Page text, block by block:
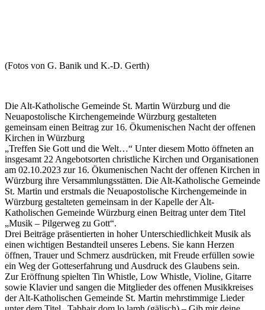
(Fotos von G. Banik und K.-D. Gerth)
Die Alt-Katholische Gemeinde St. Martin Würzburg und die
Neuapostolische Kirchengemeinde Würzburg gestalteten
gemeinsam einen Beitrag zur 16. Ökumenischen Nacht der offenen
Kirchen in Würzburg
„Treffen Sie Gott und die Welt…“ Unter diesem Motto öffneten an
insgesamt 22 Angebotsorten christliche Kirchen und Organisationen
am 02.10.2023 zur 16. Ökumenischen Nacht der offenen Kirchen in
Würzburg ihre Versammlungsstätten. Die Alt-Katholische Gemeinde
St. Martin und erstmals die Neuapostolische Kirchengemeinde in
Würzburg gestalteten gemeinsam in der Kapelle der Alt-
Katholischen Gemeinde Würzburg einen Beitrag unter dem Titel
„Musik – Pilgerweg zu Gott“.
Drei Beiträge präsentierten in hoher Unterschiedlichkeit Musik als
einen wichtigen Bestandteil unseres Lebens. Sie kann Herzen
öffnen, Trauer und Schmerz ausdrücken, mit Freude erfüllen sowie
ein Weg der Gotteserfahrung und Ausdruck des Glaubens sein.
Zur Eröffnung spielten Tin Whistle, Low Whistle, Violine, Gitarre
sowie Klavier und sangen die Mitglieder des offenen Musikkreises
der Alt-Katholischen Gemeinde St. Martin mehrstimmige Lieder